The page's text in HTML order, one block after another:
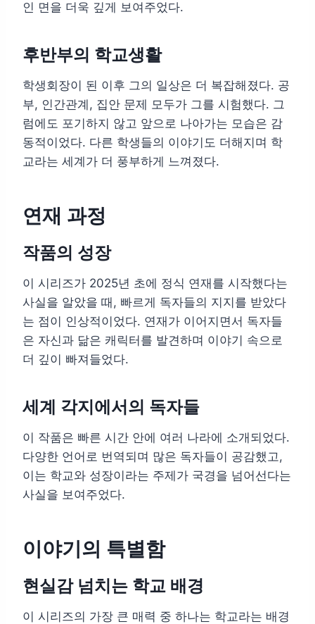
인 면을 더욱 깊게 보여주었다.
후반부의 학교생활
학생회장이 된 이후 그의 일상은 더 복잡해졌다. 공
부, 인간관계, 집안 문제 모두가 그를 시험했다. 그
럼에도 포기하지 않고 앞으로 나아가는 모습은 감
동적이었다. 다른 학생들의 이야기도 더해지며 학
교라는 세계가 더 풍부하게 느껴졌다.
연재 과정
작품의 성장
이 시리즈가 2025년 초에 정식 연재를 시작했다는
사실을 알았을 때, 빠르게 독자들의 지지를 받았다
는 점이 인상적이었다. 연재가 이어지면서 독자들
은 자신과 닮은 캐릭터를 발견하며 이야기 속으로
더 깊이 빠져들었다.
세계 각지에서의 독자들
이 작품은 빠른 시간 안에 여러 나라에 소개되었다.
다양한 언어로 번역되며 많은 독자들이 공감했고,
이는 학교와 성장이라는 주제가 국경을 넘어선다는
사실을 보여주었다.
이야기의 특별함
현실감 넘치는 학교 배경
이 시리즈의 가장 큰 매력 중 하나는 학교라는 배경